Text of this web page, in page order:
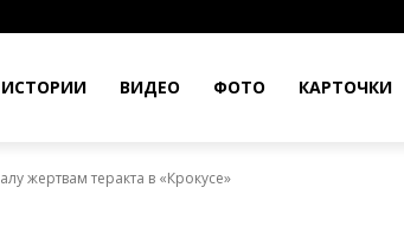
ИСТОРИИ ВИДЕО ФОТО КАРТОЧКИ
жертвам теракта в «Крокусе»